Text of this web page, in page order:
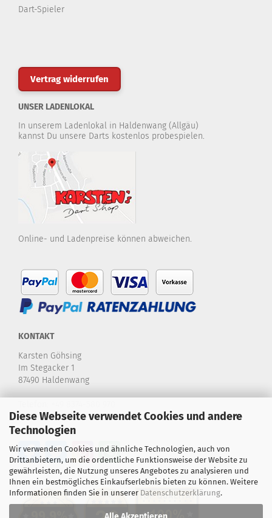
Diese Webseite verwendet Cookies und andere
Technologien
Wir verwenden Cookies und ähnliche Technologien, auch von
Drittanbietern, um die ordentliche Funktionsweise der Website zu
gewährleisten, die Nutzung unseres Angebotes zu analysieren und
Ihnen ein bestmögliches Einkaufserlebnis bieten zu können. Weitere
Informationen finden Sie in unserer Datenschutzerklärung.
Dart-Spieler
Vertrag widerrufen
UNSER LADENLOKAL
In unserem Ladenlokal in Haldenwang (Allgäu)
kannst Du unsere Darts kostenlos probespielen.
Online- und Ladenpreise können abweichen.
KONTAKT
Karsten Göhsing
Im Stegacker 1
87490 Haldenwang
E-Mail:info@karstensdartshop.de